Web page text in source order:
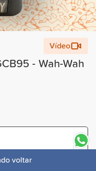
Vídeo
- Wah-Wah
voltar